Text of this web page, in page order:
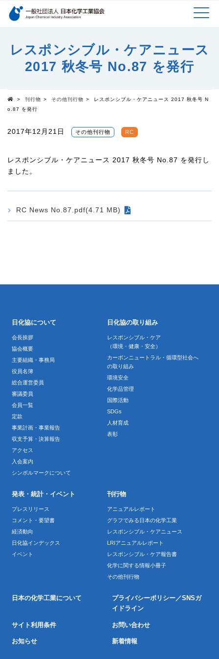
検索キーワード
レスポンシブル・ケアニュース
2017 秋冬号 No.87 を発行
Top
> 刊行物 > その他刊行物 >
レスポンシブル・ケアニュース 2017 秋冬号 N
o.87 を発行
2017年12月21日 その他刊行物 RC
レスポンシブル・ケアニュース 2017 秋冬号 No.87 を発行し
ました。
RC News No.87.pdf(4.71 MB)
日化協について
会長挨拶
協会概要
主要組織・事務局
役員名簿
総合運営委員
審議委員
会員一覧
定款
事業計画・事業報告
収支予算・決算報告
アクセス
入会案内
シンボルマークについて
日化協の取り組み
レスポンシブル・ケア
（環境・健康・安全）
カーボンニュートラル・循環型社会へ
の取り組み
環境安全
化学品管理
国際活動
SDGs
人材育成
表彰
発表・統計・イベント
プレスリリース
コメント・要望書
経済動向
日化協インデックス
イベント
刊行物
アニュアルレポート
グラフでみる日本の化学工業
レスポンシブル・ケアニュース
LRIアニュアルレポート
レスポンシブル・ケア報告書
化学に関する情報小冊子
その他刊行物
日本の化学工業について
プライバシーポリシー／SNSガ
イドライン
サイト利用条件 お問い合わせ
お知らせ 新着情報